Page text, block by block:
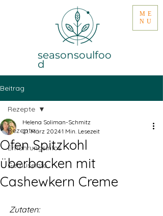
ME
NU
seasonsoulfoo
d
Beitrag
Rezepte
Ernährungsinfos
Gemüseinfo
Rezepte
Ofen Spitzkohl
überbacken mit
Cashewkern Creme
Helena Soliman-Schmitz
21. März 20241 Min. Lesezeit
Zutaten: